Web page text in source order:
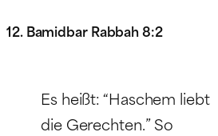
12. Bamidbar Rabbah 8:2
Es heißt: “Haschem liebt
die Gerechten.” So